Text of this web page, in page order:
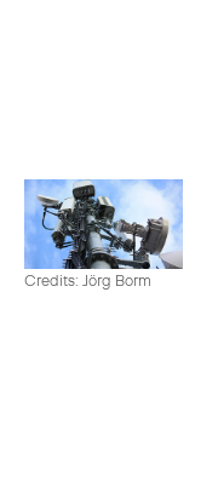
Credits: Jörg Borm